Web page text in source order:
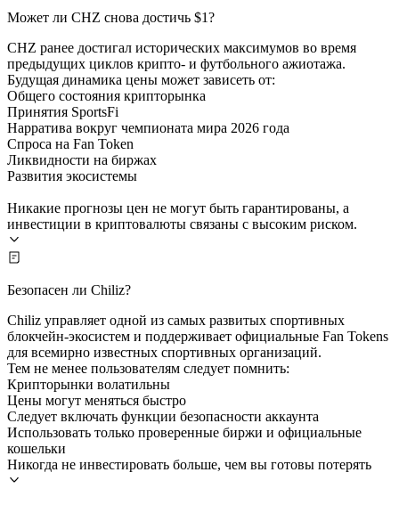
Может ли CHZ снова достичь $1?
CHZ ранее достигал исторических максимумов во время
предыдущих циклов крипто- и футбольного ажиотажа.
Будущая динамика цены может зависеть от:
Общего состояния крипторынка
Принятия SportsFi
Нарратива вокруг чемпионата мира 2026 года
Спроса на Fan Token
Ликвидности на биржах
Развития экосистемы
Никакие прогнозы цен не могут быть гарантированы, а
инвестиции в криптовалюты связаны с высоким риском.
Безопасен ли Chiliz?
Chiliz управляет одной из самых развитых спортивных
блокчейн-экосистем и поддерживает официальные Fan Tokens
для всемирно известных спортивных организаций.
Тем не менее пользователям следует помнить:
Крипторынки волатильны
Цены могут меняться быстро
Следует включать функции безопасности аккаунта
Использовать только проверенные биржи и официальные
кошельки
Никогда не инвестировать больше, чем вы готовы потерять